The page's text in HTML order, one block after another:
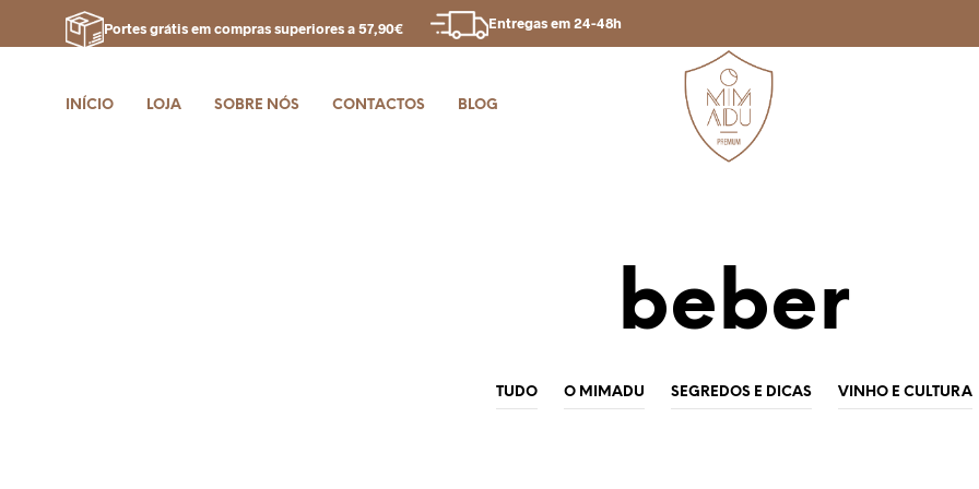
Portes grátis em compras superiores a 57,90€ Entregas em 24-48h
INÍCIO LOJA SOBRE NÓS CONTACTOS BLOG
beber
TUDO O MIMADU SEGREDOS E DICAS VINHO E CULTURA